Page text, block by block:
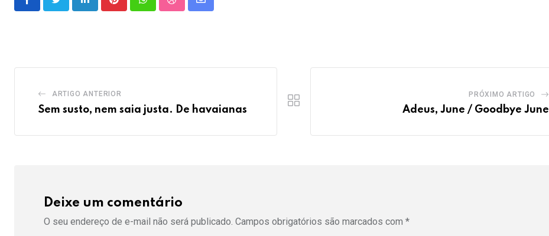
LinkedInPinterestWhatsappStumbleUpon
Share
ARTIGO ANTERIOR
Sem susto, nem saia justa. De havaianas
PRÓXIMO ARTIGO
Adeus, June / Goodbye June
Deixe um comentário
O seu endereço de e-mail não será publicado. Campos obrigatórios são marcados com *